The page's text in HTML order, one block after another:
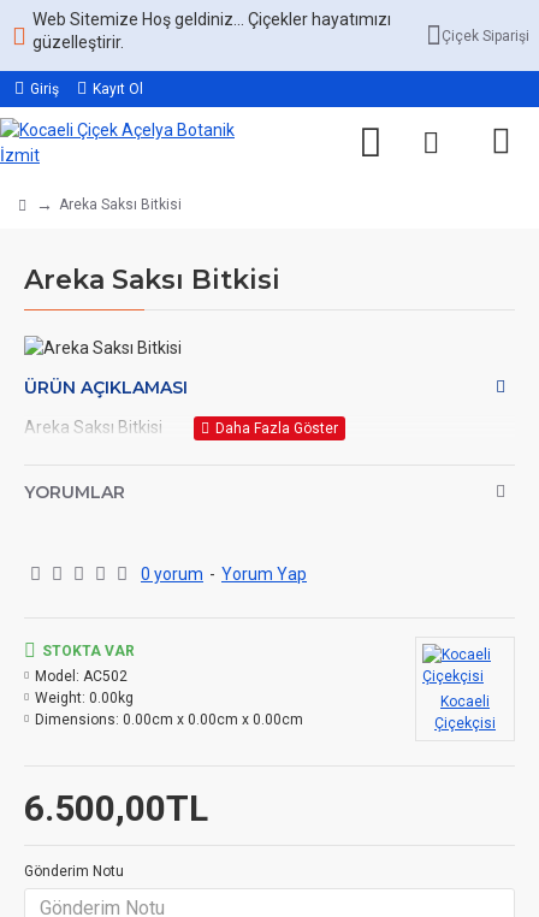
Web Sitemize Hoş geldiniz... Çiçekler hayatımızı
güzelleştirir.
Çiçek Siparişi
Giriş Kayıt Ol
Areka Saksı Bitkisi
Areka Saksı Bitkisi
ÜRÜN AÇIKLAMASI
Areka Saksı Bitkisi
YORUMLAR
0 yorum - Yorum Yap
6.500,00TL
STOKTA VAR
Model: AC502
Weight: 0.00kg
Dimensions: 0.00cm x 0.00cm x 0.00cm
Kocaeli
Çiçekçisi
Gönderim Notu